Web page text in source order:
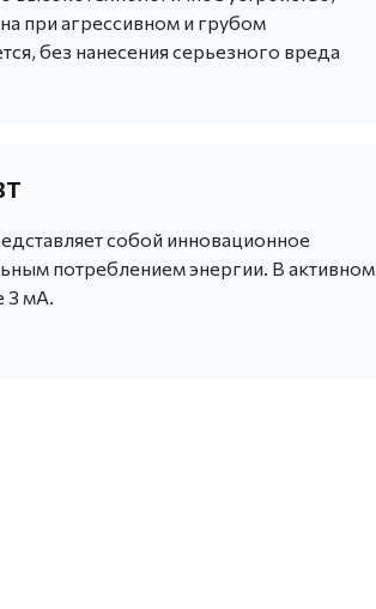
при агрессивном и грубом
без нанесения серьезного вреда
собой инновационное
потреблением энергии. В активном
3 мА.